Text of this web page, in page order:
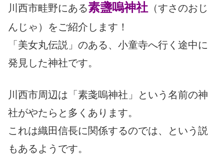
川西市畦野にある素盞嗚神社 （すさのおじ
んじゃ）をご紹介します！
「美女丸伝説」のある、小童寺へ行く途中に
発見した神社です。
川西市周辺は「素戔嗚神社」という名前の神
社がやたらと多くあります。
これは織田信長に関係するのでは、という説
もあるようです。